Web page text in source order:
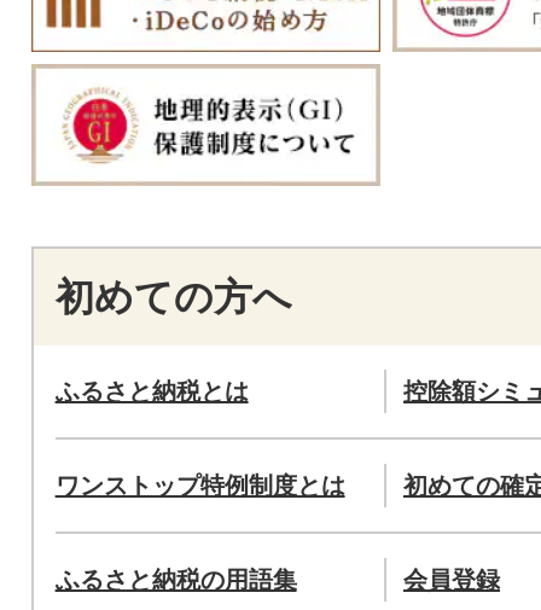
初めての方へ
ふるさと納税とは 控除額シミ
ワンストップ特例制度とは 初めての確
ふるさと納税の用語集 会員登録